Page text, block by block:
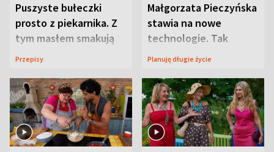
Puszyste bułeczki
prosto z piekarnika. Z
tym masłem smakują
jeszcze lepiej
Przepisy
Małgorzata Pieczyńska
stawia na nowe
technologie. Tak
organizuje sprawy
Planuję długie życie